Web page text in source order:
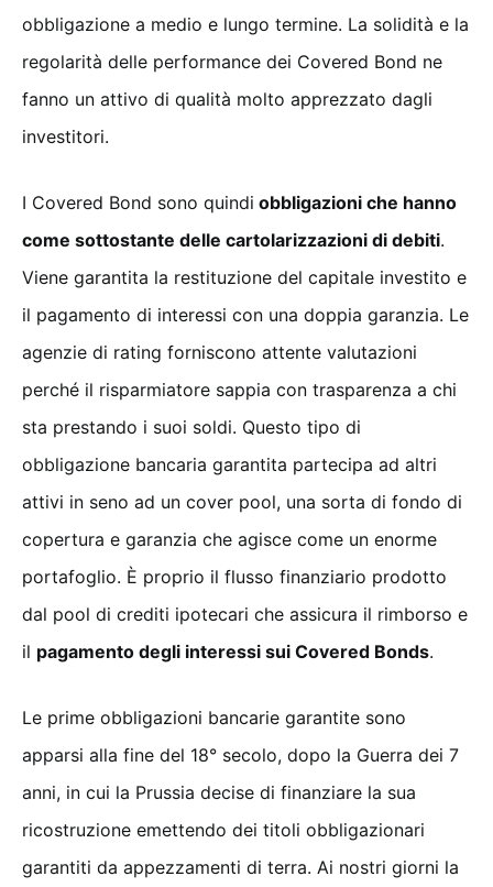
obbligazione a medio e lungo termine. La solidità e la
regolarità delle performance dei Covered Bond ne
fanno un attivo di qualità molto apprezzato dagli
investitori.
I Covered Bond sono quindi obbligazioni che hanno
come sottostante delle cartolarizzazioni di debiti.
Viene garantita la restituzione del capitale investito e
il pagamento di interessi con una doppia garanzia. Le
agenzie di rating forniscono attente valutazioni
perché il risparmiatore sappia con trasparenza a chi
sta prestando i suoi soldi. Questo tipo di
obbligazione bancaria garantita partecipa ad altri
attivi in seno ad un cover pool, una sorta di fondo di
copertura e garanzia che agisce come un enorme
portafoglio. È proprio il flusso finanziario prodotto
dal pool di crediti ipotecari che assicura il rimborso e
il pagamento degli interessi sui Covered Bonds.
Le prime obbligazioni bancarie garantite sono
apparsi alla fine del 18° secolo, dopo la Guerra dei 7
anni, in cui la Prussia decise di finanziare la sua
ricostruzione emettendo dei titoli obbligazionari
garantiti da appezzamenti di terra. Ai nostri giorni la